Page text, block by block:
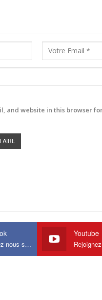
and website in this browser
Rejoignez-nous sur Facebook
Youtube